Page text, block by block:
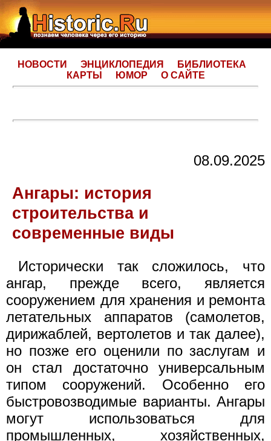
НОВОСТИ ЭНЦИКЛОПЕДИЯ
БИБЛИОТЕКА
КАРТЫ
ЮМОР О САЙТЕ
08.09.2025
Ангары: история
строительства и
современные виды
Исторически так сложилось, что
ангар, прежде всего, является
сооружением для хранения и ремонта
летательных аппаратов (самолетов,
дирижаблей, вертолетов и так далее),
но позже его оценили по заслугам и
он стал достаточно универсальным
типом сооружений. Особенно его
быстровозводимые варианты. Ангары
могут использоваться для
промышленных, хозяйственных,